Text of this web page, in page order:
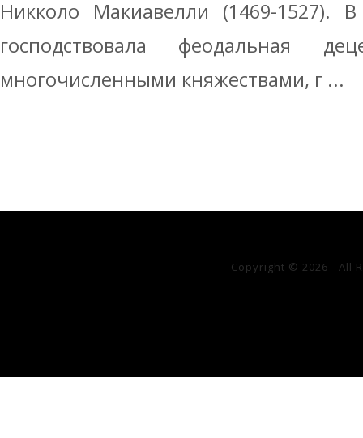
Никколо Макиавелли (1469-1527).
господствовала феодальная
многочисленными княжествами, г ...
Copyright © 2026 - All